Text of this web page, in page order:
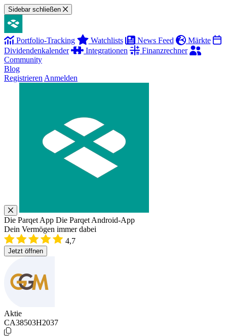
Sidebar schließen
Portfolio-Tracking Watchlists News Feed
Märkte
Dividendenkalender
Integrationen
Finanzrechner
Community
Blog
Registrieren Anmelden
Die Parqet App Die Parqet Android-App
Dein Vermögen immer dabei
4,7
Jetzt öffnen
Aktie
CA38503H2037